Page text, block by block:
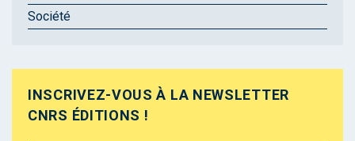
Société
INSCRIVEZ-VOUS À LA NEWSLETTER
CNRS ÉDITIONS !